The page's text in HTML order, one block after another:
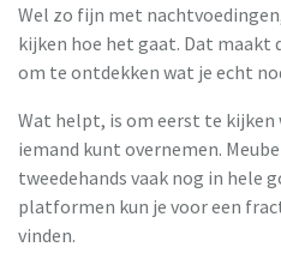
Wel zo fijn met
kijken hoe het gaat. Dat
om te ontdekken wat je echt
Wat helpt, is om eerst te kijken
iemand kunt overnemen.
tweedehands vaak nog in hele
platformen kun je voor een
vinden.